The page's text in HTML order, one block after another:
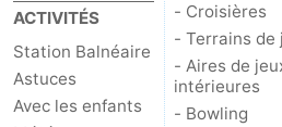
ACTIVITÉS
Station Balnéaire
Astuces
Avec les enfants
- Croisières
- Terrains de
- Aires de
intérieures
- Bowling